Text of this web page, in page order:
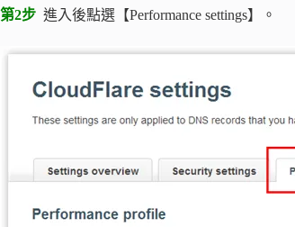
第2步 進入後點選【Performance settings】。